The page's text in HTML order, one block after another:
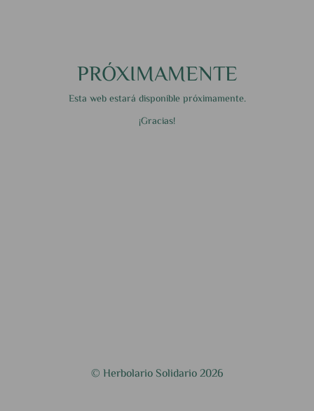
PRÓXIMAMENTE
Esta web estará disponible próximamente.
¡Gracias!
© Herbolario Solidario 2026